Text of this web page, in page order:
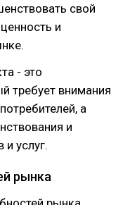
свой
и
- это
требует внимания
а
и
и услуг.
рынка